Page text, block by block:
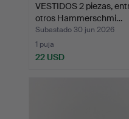
VESTIDOS 2 piezas,
otros Hammerschmi…
Subastado 30 jun 2026
1 puja
22 USD